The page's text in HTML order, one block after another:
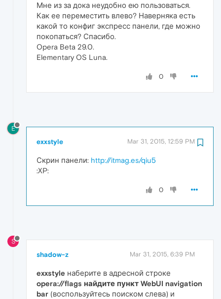
Мне из за дока неудобно ею пользоваться.
Как ее переместить влево? Наверняка есть
какой то конфиг экспресс панели, где можно
покопаться? Спасибо.
Opera Beta 29.0.
Elementary OS Luna.
0
E
exxstyle Mar 31, 2015, 12:59 PM
Скрин панели: http://itmag.es/qiu5
:XP:
0
S
shadow-z Mar 31, 2015, 6:39 PM
exxstyle наберите в адресной строке
opera://flags найдите пункт WebUI navigation
bar (воспользуйтесь поиском слева) и